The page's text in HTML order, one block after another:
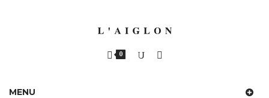
0
MENU